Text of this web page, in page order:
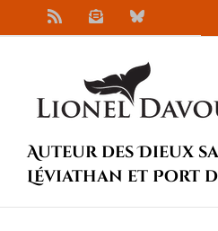
au
NewsletterBluesky
Auteur des Dieux
Léviathan et Port